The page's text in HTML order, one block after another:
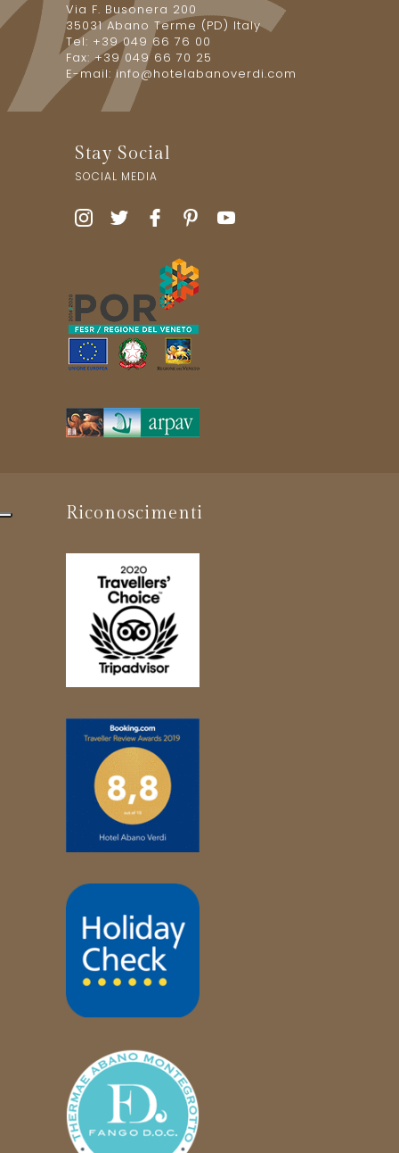
Via F. Busonera 200
35031 Abano Terme (PD) Italy
Tel: +39 049 66 76 00
Fax: +39 049 66 70 25
E-mail:info@hotelabanoverdi.com
Stay Social
SOCIAL MEDIA
Riconoscimenti